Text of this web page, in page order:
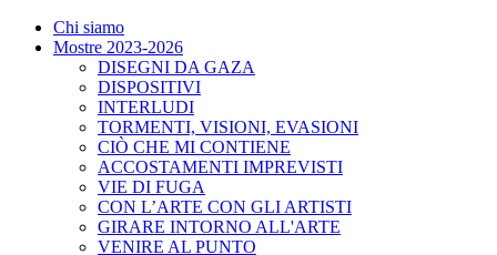
Chi siamo
Mostre 2023-2026
DISEGNI DA GAZA
DISPOSITIVI
INTERLUDI
TORMENTI, VISIONI, EVASIONI
CIÒ CHE MI CONTIENE
ACCOSTAMENTI IMPREVISTI
VIE DI FUGA
CON L’ARTE CON GLI ARTISTI
GIRARE INTORNO ALL'ARTE
VENIRE AL PUNTO